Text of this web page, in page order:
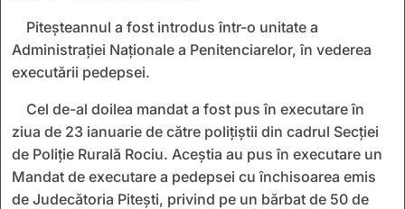
Piteșteannul a fost introdus într-o unitate a
Administrației Naționale a Penitenciarelor, în vederea
executării pedepsei.
Cel de-al doilea mandat a fost pus în executare în
ziua de 23 ianuarie de către polițiștii din cadrul Secției
de Poliție Rurală Rociu. Aceștia au pus în executare un
Mandat de executare a pedepsei cu închisoarea emis
de Judecătoria Pitești, privind pe un bărbat de 50 de